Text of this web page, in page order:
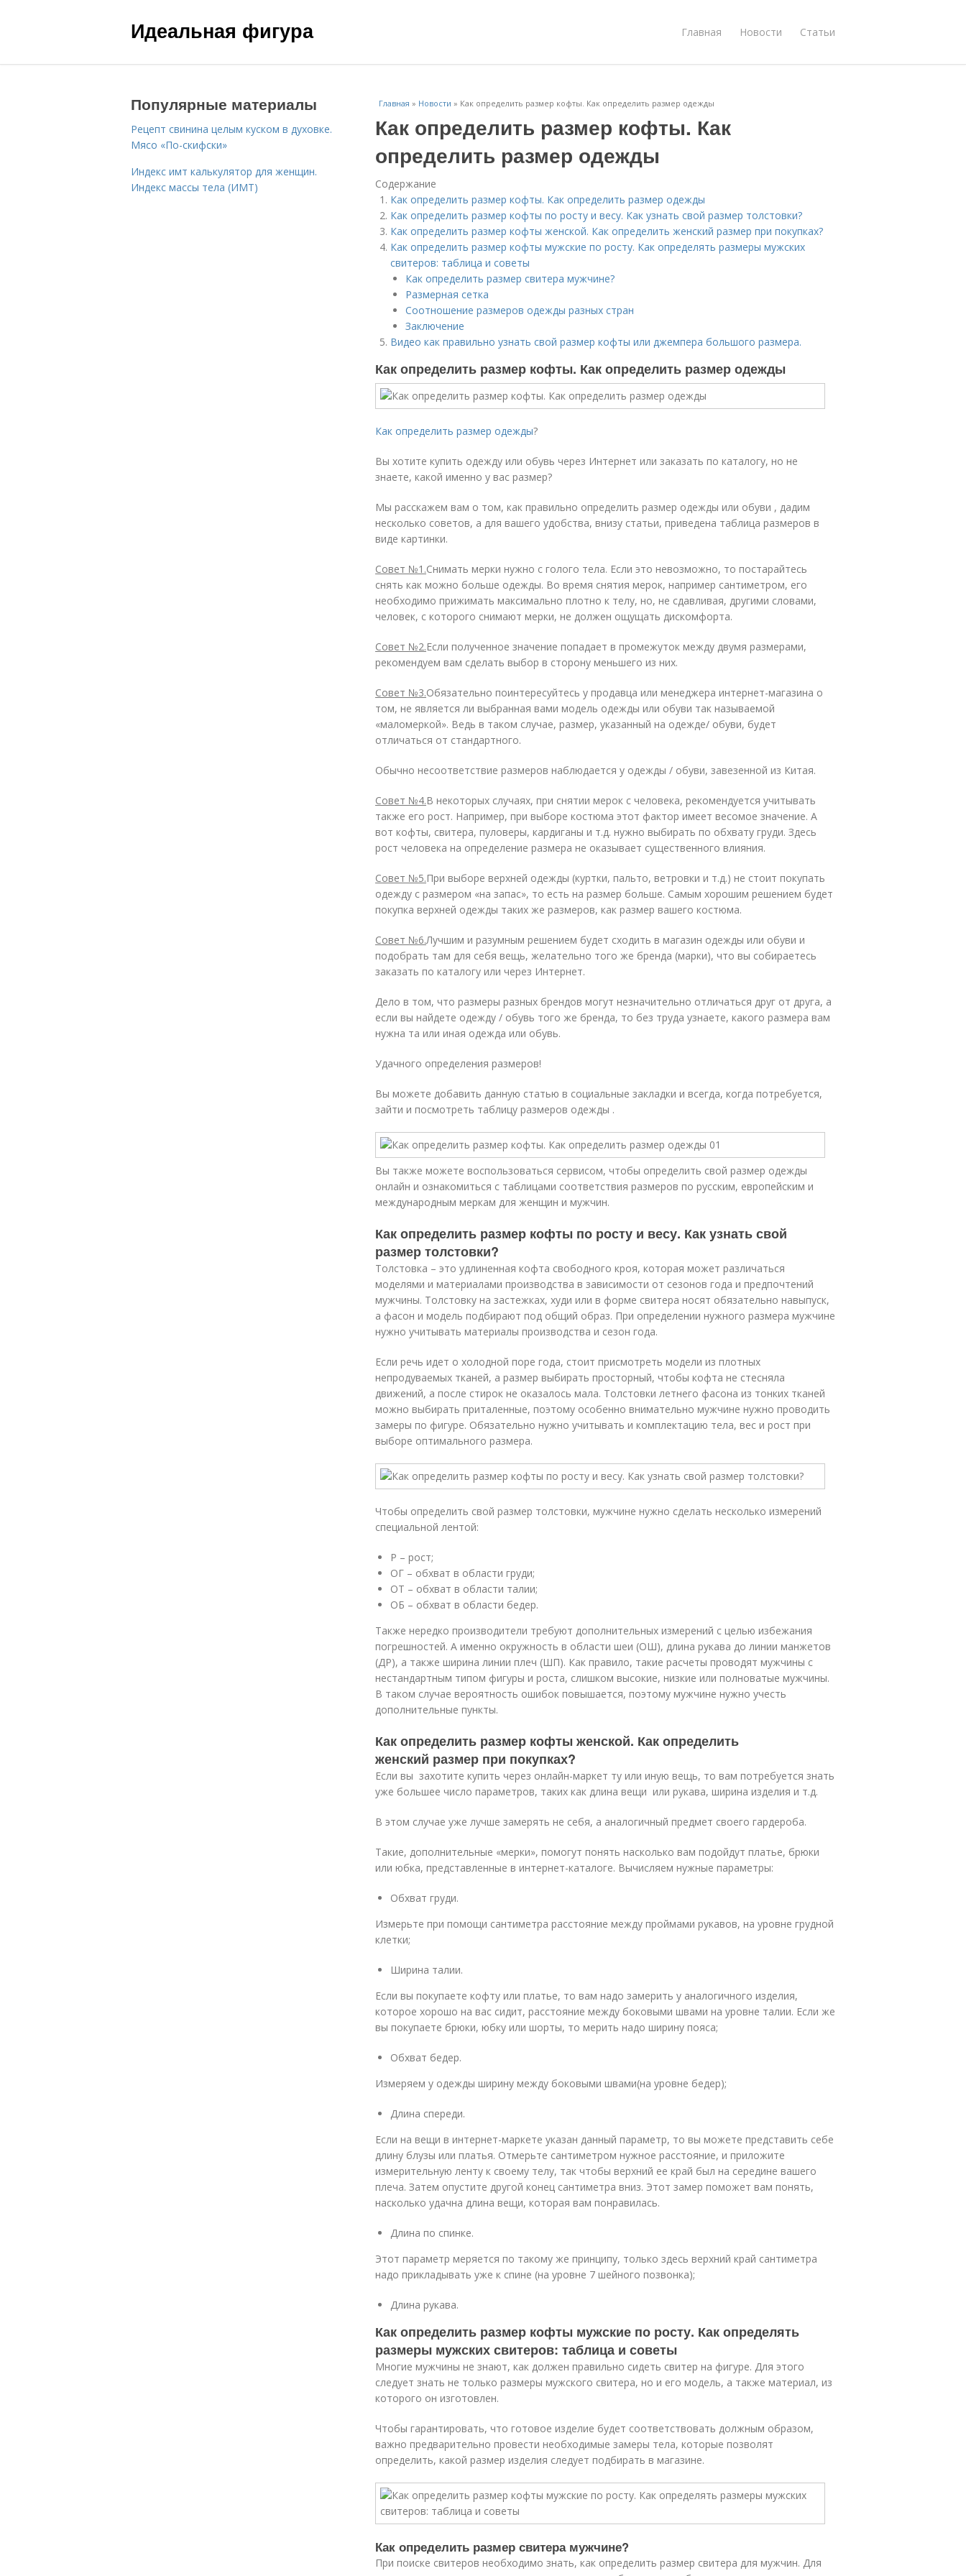
Идеальная фигура Главная Новости Статьи
Главная » Новости » Как определить размер кофты. Как определить размер одежды
Как определить размер кофты. Как
определить размер одежды
Содержание
Как определить размер кофты. Как определить размер одежды
Как определить размер кофты по росту и весу. Как узнать свой размер толстовки?
Как определить размер кофты женской. Как определить женский размер при покупках?
Как определить размер кофты мужские по росту. Как определять размеры мужских
свитеров: таблица и советы
Как определить размер свитера мужчине?
Размерная сетка
Соотношение размеров одежды разных стран
Заключение
Видео как правильно узнать свой размер кофты или джемпера большого размера.
Как определить размер кофты. Как определить размер одежды
Как определить размер одежды?
Вы хотите купить одежду или обувь через Интернет или заказать по каталогу, но не
знаете, какой именно у вас размер?
Мы расскажем вам о том, как правильно определить размер одежды или обуви , дадим
несколько советов, а для вашего удобства, внизу статьи, приведена таблица размеров в
виде картинки.
Совет №1.Снимать мерки нужно с голого тела. Если это невозможно, то постарайтесь
снять как можно больше одежды. Во время снятия мерок, например сантиметром, его
необходимо прижимать максимально плотно к телу, но, не сдавливая, другими словами,
человек, с которого снимают мерки, не должен ощущать дискомфорта.
Совет №2.Если полученное значение попадает в промежуток между двумя размерами,
рекомендуем вам сделать выбор в сторону меньшего из них.
Совет №3.Обязательно поинтересуйтесь у продавца или менеджера интернет-магазина о
том, не является ли выбранная вами модель одежды или обуви так называемой
«маломеркой». Ведь в таком случае, размер, указанный на одежде/ обуви, будет
отличаться от стандартного.
Обычно несоответствие размеров наблюдается у одежды / обуви, завезенной из Китая.
Совет №4.В некоторых случаях, при снятии мерок с человека, рекомендуется учитывать
также его рост. Например, при выборе костюма этот фактор имеет весомое значение. А
вот кофты, свитера, пуловеры, кардиганы и т.д. нужно выбирать по обхвату груди. Здесь
рост человека на определение размера не оказывает существенного влияния.
Совет №5.При выборе верхней одежды (куртки, пальто, ветровки и т.д.) не стоит покупать
одежду с размером «на запас», то есть на размер больше. Самым хорошим решением будет
покупка верхней одежды таких же размеров, как размер вашего костюма.
Совет №6.Лучшим и разумным решением будет сходить в магазин одежды или обуви и
подобрать там для себя вещь, желательно того же бренда (марки), что вы собираетесь
заказать по каталогу или через Интернет.
Дело в том, что размеры разных брендов могут незначительно отличаться друг от друга, а
если вы найдете одежду / обувь того же бренда, то без труда узнаете, какого размера вам
нужна та или иная одежда или обувь.
Удачного определения размеров!
Вы можете добавить данную статью в социальные закладки и всегда, когда потребуется,
зайти и посмотреть таблицу размеров одежды .
Вы также можете воспользоваться сервисом, чтобы определить свой размер одежды
онлайн и ознакомиться с таблицами соответствия размеров по русским, европейским и
международным меркам для женщин и мужчин.
Как определить размер кофты по росту и весу. Как узнать свой
размер толстовки?
Толстовка – это удлиненная кофта свободного кроя, которая может различаться
моделями и материалами производства в зависимости от сезонов года и предпочтений
мужчины. Толстовку на застежках, худи или в форме свитера носят обязательно навыпуск,
а фасон и модель подбирают под общий образ. При определении нужного размера мужчине
нужно учитывать материалы производства и сезон года.
Если речь идет о холодной поре года, стоит присмотреть модели из плотных
непродуваемых тканей, а размер выбирать просторный, чтобы кофта не стесняла
движений, а после стирок не оказалось мала. Толстовки летнего фасона из тонких тканей
можно выбирать приталенные, поэтому особенно внимательно мужчине нужно проводить
замеры по фигуре. Обязательно нужно учитывать и комплектацию тела, вес и рост при
выборе оптимального размера.
Чтобы определить свой размер толстовки, мужчине нужно сделать несколько измерений
специальной лентой:
Р – рост;
ОГ – обхват в области груди;
ОТ – обхват в области талии;
ОБ – обхват в области бедер.
Также нередко производители требуют дополнительных измерений с целью избежания
погрешностей. А именно окружность в области шеи (ОШ), длина рукава до линии манжетов
(ДР), а также ширина линии плеч (ШП). Как правило, такие расчеты проводят мужчины с
нестандартным типом фигуры и роста, слишком высокие, низкие или полноватые мужчины.
В таком случае вероятность ошибок повышается, поэтому мужчине нужно учесть
дополнительные пункты.
Как определить размер кофты женской. Как определить
женский размер при покупках?
Если вы захотите купить через онлайн-маркет ту или иную вещь, то вам потребуется знать
уже большее число параметров, таких как длина вещи или рукава, ширина изделия и т.д.
В этом случае уже лучше замерять не себя, а аналогичный предмет своего гардероба.
Такие, дополнительные «мерки», помогут понять насколько вам подойдут платье, брюки
или юбка, представленные в интернет-каталоге. Вычисляем нужные параметры:
Обхват груди.
Измерьте при помощи сантиметра расстояние между проймами рукавов, на уровне грудной
клетки;
Ширина талии.
Если вы покупаете кофту или платье, то вам надо замерить у аналогичного изделия,
которое хорошо на вас сидит, расстояние между боковыми швами на уровне талии. Если же
вы покупаете брюки, юбку или шорты, то мерить надо ширину пояса;
Обхват бедер.
Измеряем у одежды ширину между боковыми швами(на уровне бедер);
Длина спереди.
Если на вещи в интернет-маркете указан данный параметр, то вы можете представить себе
длину блузы или платья. Отмерьте сантиметром нужное расстояние, и приложите
измерительную ленту к своему телу, так чтобы верхний ее край был на середине вашего
плеча. Затем опустите другой конец сантиметра вниз. Этот замер поможет вам понять,
насколько удачна длина вещи, которая вам понравилась.
Длина по спинке.
Этот параметр меряется по такому же принципу, только здесь верхний край сантиметра
надо прикладывать уже к спине (на уровне 7 шейного позвонка);
Длина рукава.
Как определить размер кофты мужские по росту. Как определять
размеры мужских свитеров: таблица и советы
Многие мужчины не знают, как должен правильно сидеть свитер на фигуре. Для этого
следует знать не только размеры мужского свитера, но и его модель, а также материал, из
которого он изготовлен.
Чтобы гарантировать, что готовое изделие будет соответствовать должным образом,
важно предварительно провести необходимые замеры тела, которые позволят
определить, какой размер изделия следует подбирать в магазине.
Как определить размер свитера мужчине?
При поиске свитеров необходимо знать, как определить размер свитера для мужчин. Для
Популярные материалы
Рецепт свинина целым куском в духовке.
Мясо «По-скифски»
Индекс имт калькулятор для женщин.
Индекс массы тела (ИМТ)